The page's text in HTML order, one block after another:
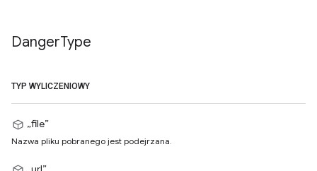
DangerType
TYP WYLICZENIOWY
„file”
Nazwa pliku pobranego jest podejrzana.